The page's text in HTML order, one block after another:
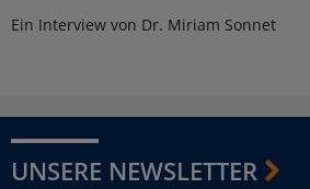
Ein Interview von Dr. Miriam Sonnet
UNSERE NEWSLETTER